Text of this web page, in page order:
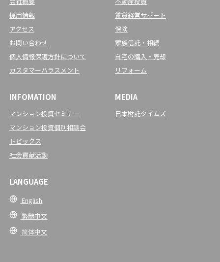
採用情報
アクセス
お問い合わせ
個人情報保護方針について
カスタマーハラスメント
賃貸経営サポート
保険
家族信託・相続
自宅の購入・売却
リフォーム
INFOMATION
マンション投資セミナー
マンション投資個別相談会
トピックス
社会貢献活動
MEDIA
日本財託タイムズ
LANGUAGE
English
繁體中文
简体中文